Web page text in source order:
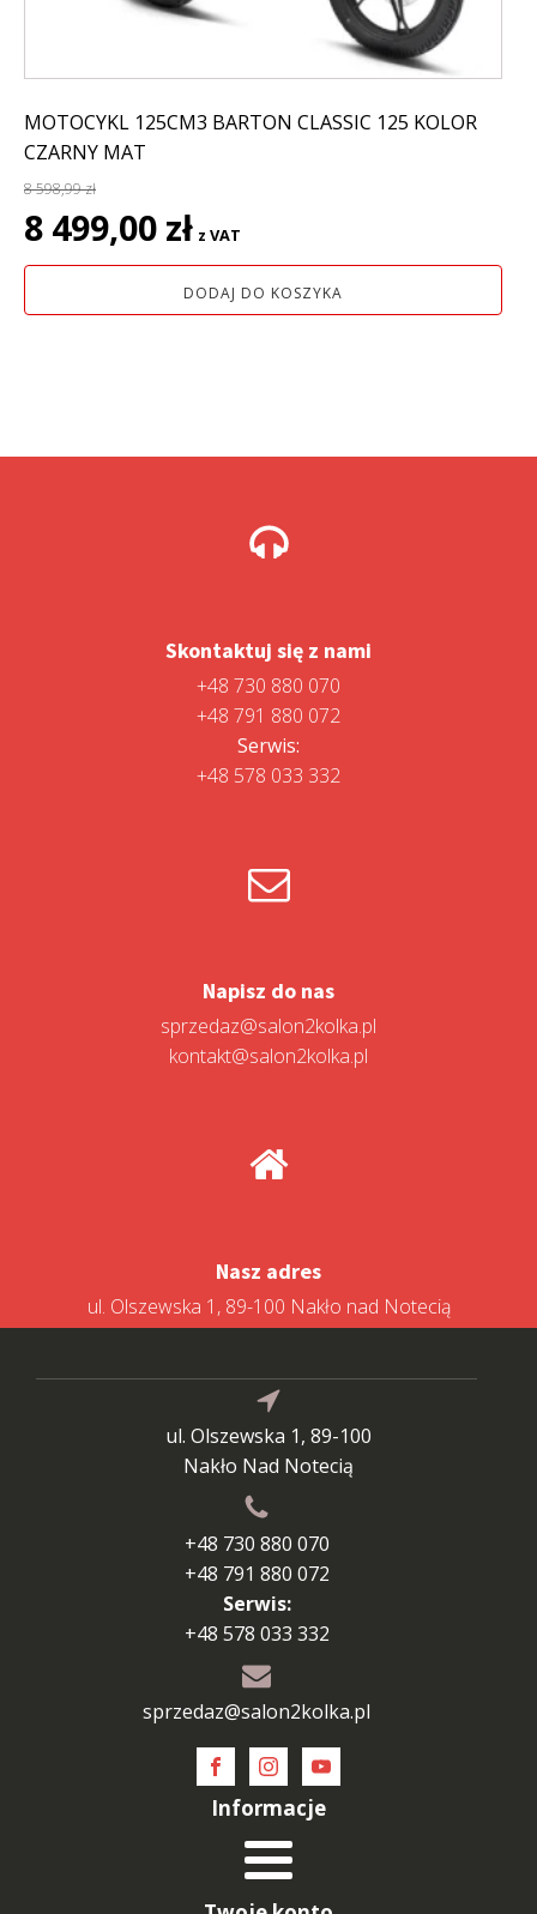
MOTOCYKL 125CM3 BARTON CLASSIC 125 KOLOR
CZARNY MAT
8 598,99zł
Pierwotna
cena
wynosiła:
8 499,00 zł cena
wynosi:
8
z VAT
DODAJ DO KOSZYKA
Skontaktuj się z nami
+48 730 880 070
+48 791 880 072
Serwis:
+48 578 033 332
Napisz do nas
sprzedaz@salon2kolka.pl
kontakt@salon2kolka.pl
Nasz adres
ul. Olszewska 1, 89-100 Nakło nad Notecią
ul. Olszewska 1, 89-100
Nakło Nad Notecią
+48 730 880 070
+48 791 880 072
Serwis:
+48 578 033 332
sprzedaz@salon2kolka.pl
Informacje